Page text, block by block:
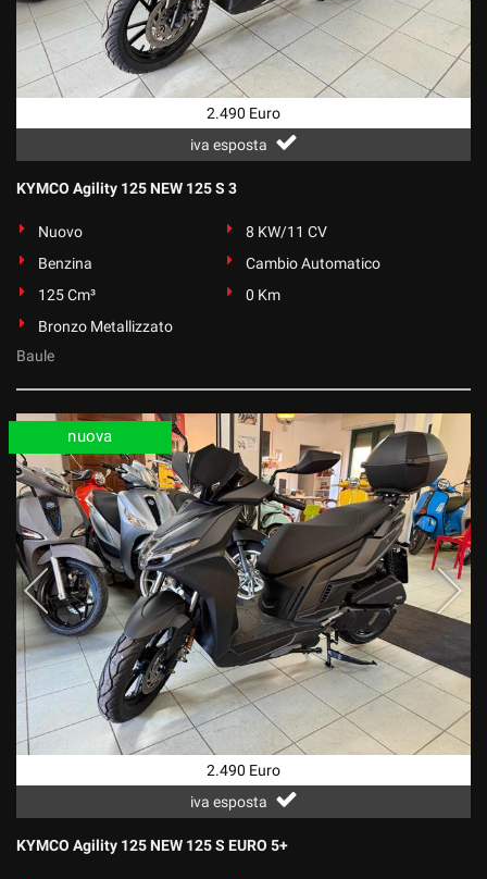
2.490 Euro
iva esposta
KYMCO Agility 125 NEW 125 S 3
Nuovo
8 KW/11 CV
Benzina
Cambio Automatico
125 Cm³
0 Km
Bronzo Metallizzato
Baule
2.490 Euro
iva esposta
nuova
KYMCO Agility 125 NEW 125 S EURO 5+
Salva
le
impostazioni